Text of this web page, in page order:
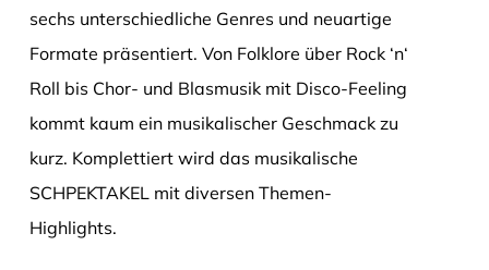
sechs unterschiedliche Genres und neuartige
Formate präsentiert. Von Folklore über Rock ‘n‘
Roll bis Chor- und Blasmusik mit Disco-Feeling
kommt kaum ein musikalischer Geschmack zu
kurz. Komplettiert wird das musikalische
SCHPEKTAKEL mit diversen Themen-
Highlights.